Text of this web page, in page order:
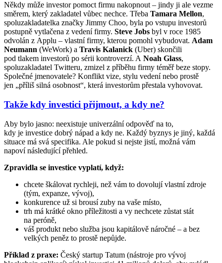
Někdy může investor pomoct firmu nakopnout – jindy ji ale vezme
směrem, který zakladatel vůbec nechce. Třeba Tamara Mellon,
spoluzakladatelka značky Jimmy Choo, byla po vstupu investorů
postupně vytlačena z vedení firmy. Steve Jobs byl v roce 1985
odvolán z Applu – vlastní firmy, kterou pomohl vybudovat. Adam
Neumann (WeWork) a Travis Kalanick (Uber) skončili
pod tlakem investorů po sérii kontroverzí. A Noah Glass,
spoluzakladatel Twitteru, zmizel z příběhu firmy téměř beze stopy.
Společné jmenovatele? Konflikt vize, stylu vedení nebo prostě
jen „příliš silná osobnost“, která investorům přestala vyhovovat.
Takže kdy investici přijmout, a kdy ne?
Aby bylo jasno: neexistuje univerzální odpověď na to,
kdy je investice dobrý nápad a kdy ne. Každý byznys je jiný, každá
situace má svá specifika. Ale pokud si nejste jistí, možná vám
napoví následující přehled.
Zpravidla se investice vyplatí, když:
chcete škálovat rychleji, než vám to dovolují vlastní zdroje
(tým, expanze, vývoj),
konkurence už si brousí zuby na vaše místo,
trh má krátké okno příležitosti a vy nechcete zůstat stát
na peróně,
váš produkt nebo služba jsou kapitálově náročné – a bez
velkých peněz to prostě nepůjde.
Příklad z praxe: Český startup Tatum (nástroje pro vývoj